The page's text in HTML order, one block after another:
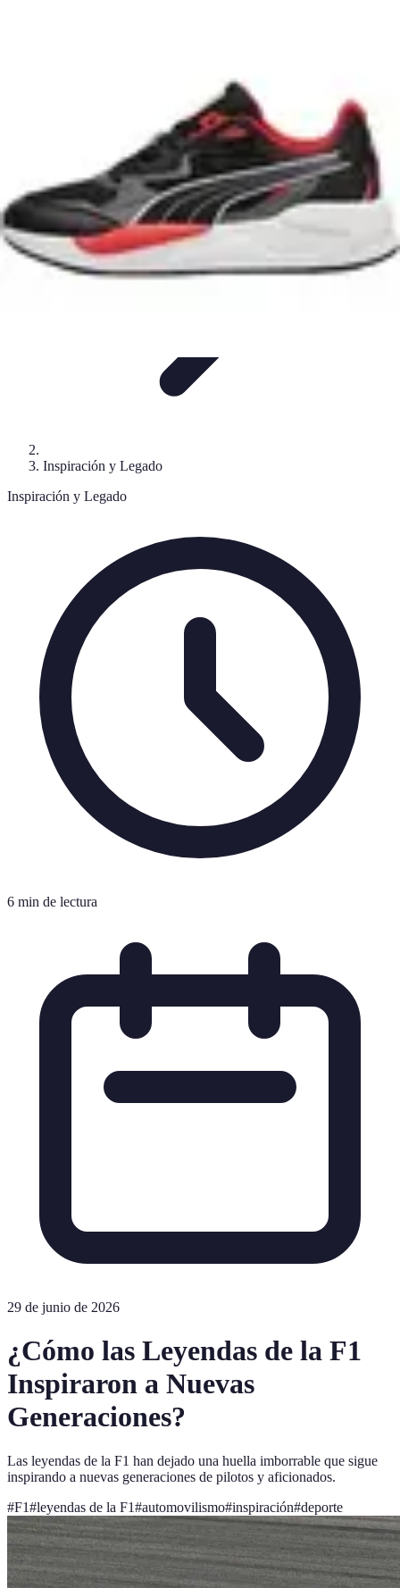
Inspiración y Legado
Inspiración y Legado
6 min de lectura
29 de junio de 2026
¿Cómo las Leyendas de la F1
Inspiraron a Nuevas
Generaciones?
Las leyendas de la F1 han dejado una huella imborrable que sigue
inspirando a nuevas generaciones de pilotos y aficionados.
#F1#leyendas de la F1#automovilismo#inspiración#deporte